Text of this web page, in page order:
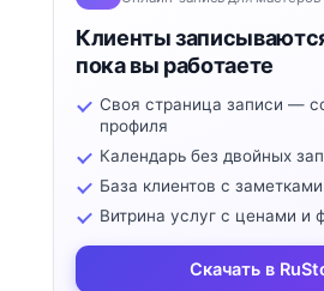
Клиенты
пока вы работаете
Своя страница записи —
профиля
Календарь без двойных
База клиентов с
Витрина услуг с ценами и
Скачать в